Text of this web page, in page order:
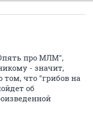
про МЛМ",
- значит,
том, что "грибов на
об